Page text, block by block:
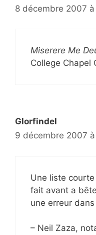
8 décembre 2007
Miserere Me
College Chapel
Glorfindel
9 décembre 2007
Une liste courte
fait avant a
une erreur
– Neil Zaza,